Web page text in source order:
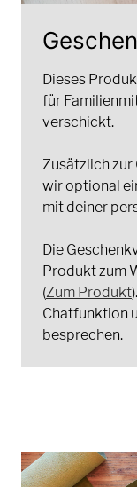
Dieses
für
verschickt.
Zusätzlich
wir optional
mit deiner
Die
Produkt zum
(Zum Produkt
Chatfunktion
besprechen.